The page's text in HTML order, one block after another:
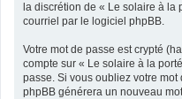
la discrétion de « Le solaire à la
courriel par le logiciel phpBB.
Votre mot de passe est crypté
compte sur « Le solaire à la
passe. Si vous oubliez votre
phpBB générera un nouveau